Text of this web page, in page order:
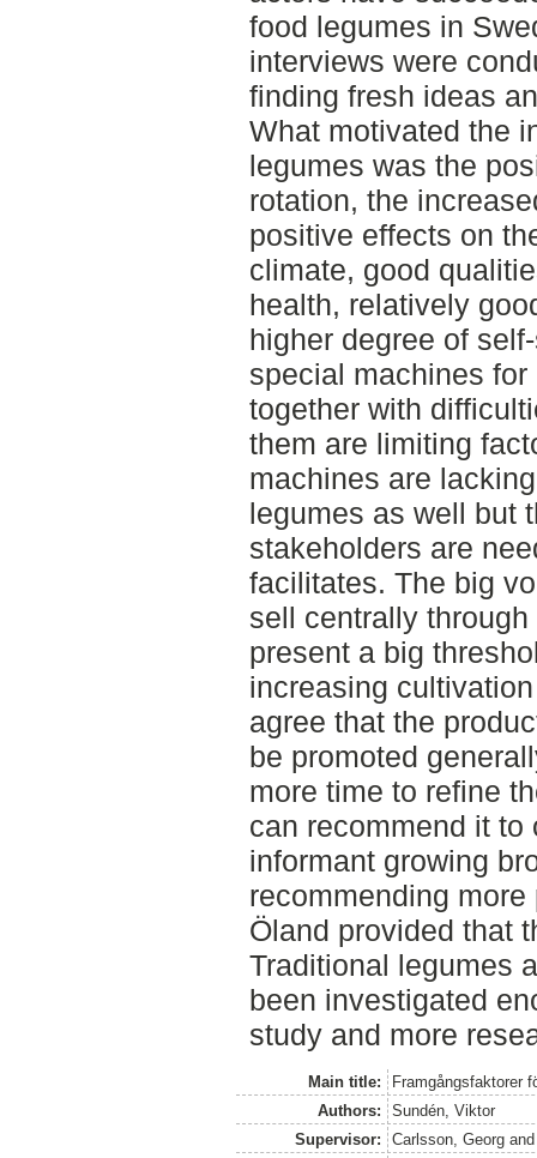
food legumes in
interviews were
finding fresh ideas
What motivated the
legumes was the
rotation, the
positive effects on
climate, good
health, relatively
higher degree of
special machines
together with
them are limiting
machines are
legumes as well but
stakeholders are
facilitates. The big
sell centrally
present a big
increasing
agree that the
be promoted
more time to refine
can recommend it
informant growing
recommending
Öland provided that
Traditional legumes
been investigated
study and more
Main title:
Framgångsfaktorer
Authors:
Sundén, Viktor
Supervisor:
Carlsson, Georg